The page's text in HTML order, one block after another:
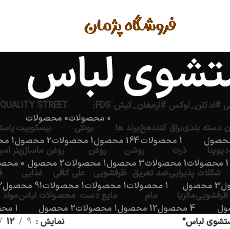
لباس
FDS;
0 محصولات
QUALITY STREET
0 محصولات
دسته بندیبراق کنندهخ
1 محصولات
برند ها
164 محصول
بونتی
1 محصولات
بیسکوییت
2 محصول
1 محصولات
دیوینا
1 محصولات
ذرت
1 محصولات
روشن
3 محصول
روغن
1 محصولات
روغن ماساژ
2 محصول
ریتر
0 محصولات
شکلات پذیرایی
3 محصول
ضد تعریق
1 محصولات
ظرفشویی
1 محصولات
علی کافی
1 محصولات
غذایی
91 محصول
2
مالزیا
4 محصول
مام
12 محصول
مایع دست
1 محصولات
محصولات لباس
2 محصول
1 محصولات
لباس” نمایش 9
12